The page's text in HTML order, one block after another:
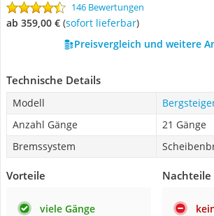
146 Bewertungen
ab 359,00 € ( Sofort lieferbar)
Preisvergleich und weitere
Technische Details
Modell
Anzahl Gänge
21 Gänge
Bremssystem
Vorteile
viele Gänge
Nachteile